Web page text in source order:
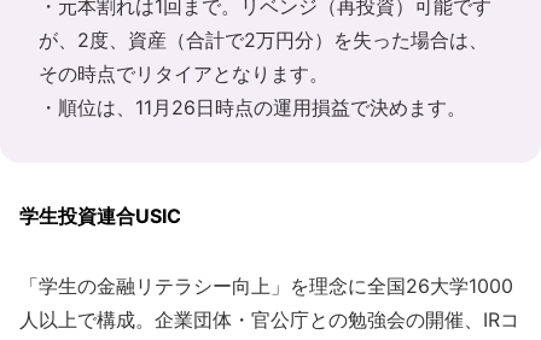
・元本割れは1回まで。リベンジ（再投資）可能です
が、2度、資産（合計で2万円分）を失った場合は、
その時点でリタイアとなります。
・順位は、11月26日時点の運用損益で決めます。
学生投資連合USIC
「学生の金融リテラシー向上」を理念に全国26大学1000
人以上で構成。企業団体・官公庁との勉強会の開催、IRコ